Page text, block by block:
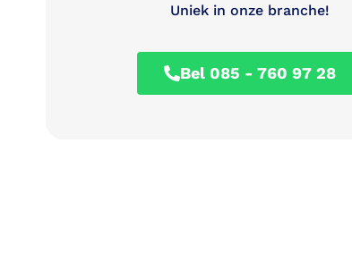
Uniek in onze branche!
Bel 085 - 760 97 28